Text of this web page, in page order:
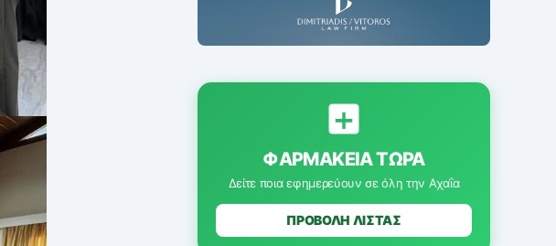
ΦΑΡΜΑΚΕΊΑ ΤΏΡΑ
Δείτε ποια εφημερεύουν σε όλη την Αχαΐα
ΠΡΟΒΟΛΗ ΛΙΣΤΑΣ